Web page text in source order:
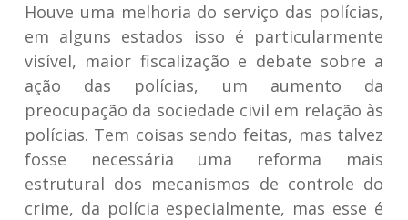
Houve uma melhoria do serviço das polícias,
em alguns estados isso é particularmente
visível, maior fiscalização e debate sobre a
ação das polícias, um aumento da
preocupação da sociedade civil em relação às
polícias. Tem coisas sendo feitas, mas talvez
fosse necessária uma reforma mais
estrutural dos mecanismos de controle do
crime, da polícia especialmente, mas esse é